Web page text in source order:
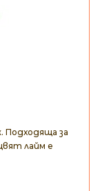
Подходяща за
лайм е